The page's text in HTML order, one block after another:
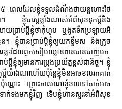
៥ ពេលដែលខ្ញុំទទួលដំណឹងថាយន្តហោះថៃ
។ ខ្ញុំបារម្ភខ្លាំងណាស់អំពីសុខទុកប្ដីនិង
ាយប្រាប់ប្ដីខ្ញុំថាកុំហូប ឬងូតទឹកប្រឡាយអី
ន។ ខ្ញុំបានប្រាប់ប្ដីខ្ញុំឲ្យយកខ្ទឹមស និងក្រូច
នខ្លះដែលពួកសៀមឈ្លានពានបានបាញមក
ខ្ញុំឲ្យមានការប្រុងប្រយ័ត្នខ្ពស់ជានិច្ច។ ខ្ញុំ
ាងណាហើយប៉ុន្តែខ្ញុំមិនអាចខលរកគាត់
ដីប៉ុណ្ណោះ ព្រោះកាលណាខ្ញុំខលទៅគាត់អាច
ញុំទាក់ទងមកខ្ញុំវិញ ទើបខ្ញុំហ៊ានសួរនាំអំពីសុខ